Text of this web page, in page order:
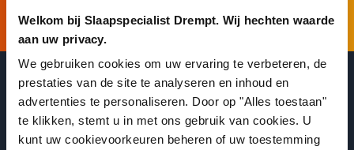
Welkom bij Slaapspecialist Drempt. Wij hechten waarde
aan uw privacy.
We gebruiken cookies om uw ervaring te verbeteren, de
prestaties van de site te analyseren en inhoud en
advertenties te personaliseren. Door op "Alles toestaan"
te klikken, stemt u in met ons gebruik van cookies. U
kunt uw cookievoorkeuren beheren of uw toestemming
Wacht niet onnodig in de winkel